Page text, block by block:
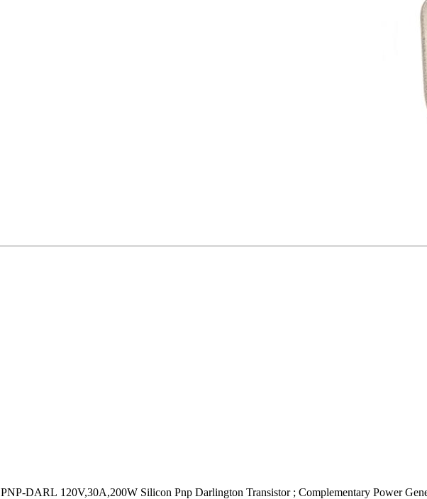
PNP-DARL 120V,30A,200W Silicon Pnp Darlington Transistor ; Complementary Power